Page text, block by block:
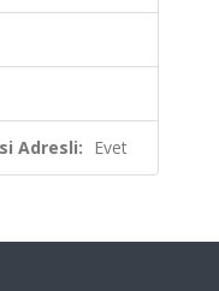
Adresli: Evet